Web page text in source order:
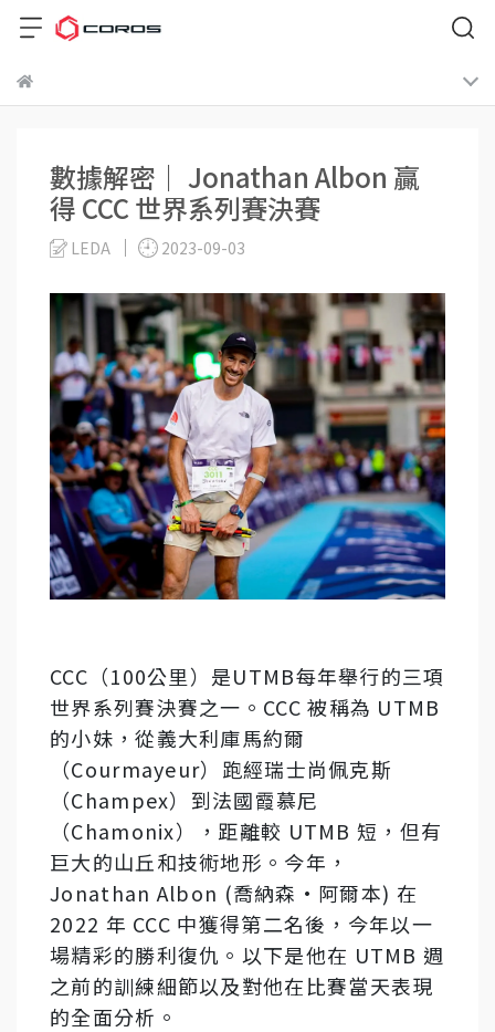
數據解密｜ Jonathan Albon 贏
得 CCC 世界系列賽決賽
LEDA 2023-09-03
CCC（100公里）是UTMB每年舉行的三項
世界系列賽決賽之一。CCC 被稱為 UTMB
的小妹，從義大利庫馬約爾
（Courmayeur）跑經瑞士尚佩克斯
（Champex）到法國霞慕尼
（Chamonix），距離較 UTMB 短，但有
巨大的山丘和技術地形。今年，
Jonathan Albon (喬納森·阿爾本) 在
2022 年 CCC 中獲得第二名後，今年以一
場精彩的勝利復仇。以下是他在 UTMB 週
之前的訓練細節以及對他在比賽當天表現
的全面分析。